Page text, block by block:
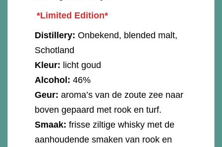
*Limited Edition*
Distillery:Onbekend, blended malt,
Schotland
Kleur: licht goud
Alcohol:46%
Geur: aroma’s van de zoute zee naar
boven gepaard met rook en turf.
Smaak:frisse ziltige whisky met de
aanhoudende smaken van rook en